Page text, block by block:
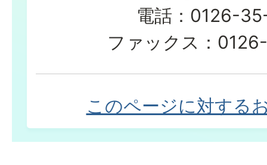
電話：0126-
ファックス：
このページに対する